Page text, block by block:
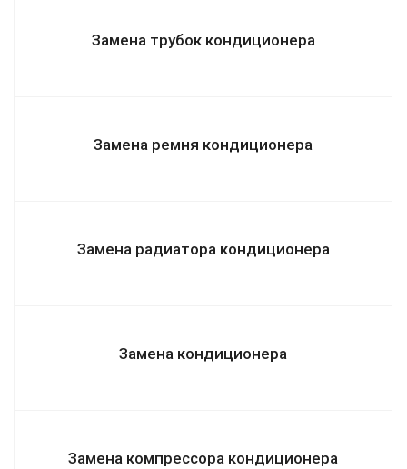
Замена трубок кондиционера
Замена ремня кондиционера
Замена радиатора кондиционера
Замена кондиционера
Замена компрессора кондиционера